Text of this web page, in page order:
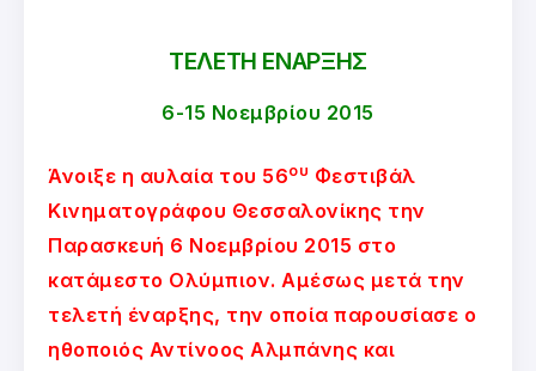
ΤΕΛΕΤΗ ΕΝΑΡΞΗΣ
6-15 Νοεμβρίου 2015
Άνοιξε η αυλαία του 56ου Φεστιβάλ
Κινηματογράφου Θεσσαλονίκης την
Παρασκευή 6 Νοεμβρίου 2015 στο
κατάμεστο Ολύμπιον. Αμέσως μετά την
τελετή έναρξης, την οποία παρουσίασε ο
ηθοποιός Αντίνοος Αλμπάνης και